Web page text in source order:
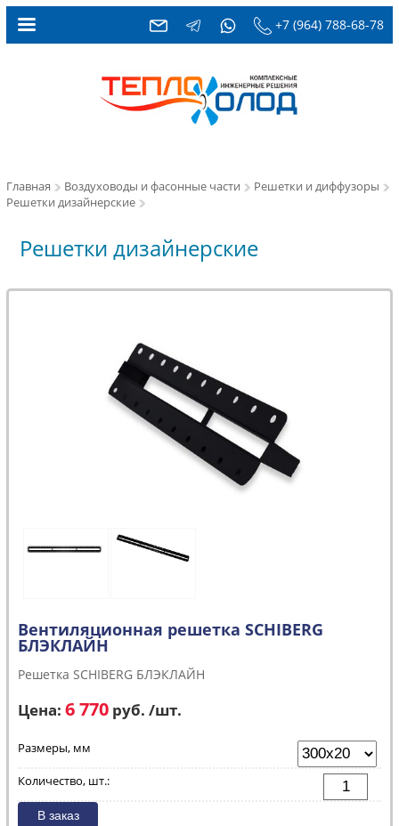
+7 (964) 788-68-78
Главная Воздуховоды и фасонные части
Решетки и диффузоры
Решетки дизайнерские
Решетки дизайнерские
Вентиляционная решетка SCHIBERG
БЛЭКЛАЙН
Решетка SCHIBERG БЛЭКЛАЙН
Цена: 6 770 руб. /шт.
Размеры, мм
Количество, шт.: